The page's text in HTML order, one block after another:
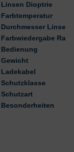
Linsen Dioptrie
Farbtemperatur
Durchmesser Linse
Farbwiedergabe Ra
Bedienung
Gewicht
Ladekabel
Schutzklasse
Schutzart
Besonderheiten